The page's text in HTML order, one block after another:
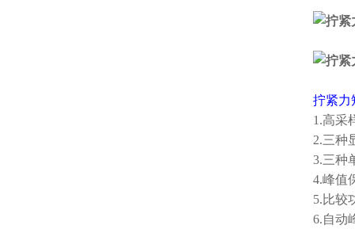
拧紧力
1.高采
2.三种
3.三种
4.峰值
5.比较
6.自动